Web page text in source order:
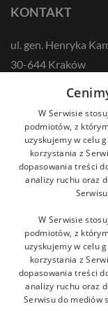
KONTAKT
ul. gen. Henryka
30-644 Kraków
DOWIEDZ SIĘ
W Serwisie
podmiotów, z
uzyskujemy w celu
korzystania z
dopasowania treści
analizy ruchu oraz
W Serwisie
podmiotów, z
uzyskujemy w celu
korzystania z
dopasowania treści
analizy ruchu oraz
Serwisu do mediów